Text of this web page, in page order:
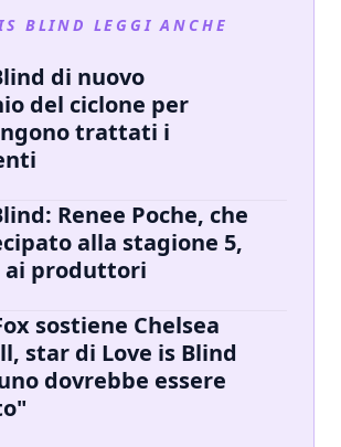
BLIND LEGGI ANCHE
di nuovo
del ciclone per
trattati i
Renee Poche, che
alla stagione 5,
ai produttori
sostiene Chelsea
star di Love is Blind
dovrebbe essere